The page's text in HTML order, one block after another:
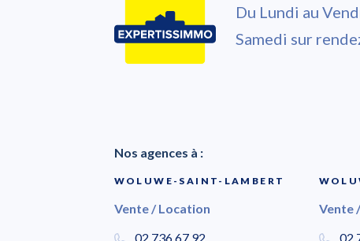
Du Lundi au
Samedi sur
Nos agences à :
WOLUWE-SAINT-LAMBERT
Vente / Location
02 736 67 92
Vente
02